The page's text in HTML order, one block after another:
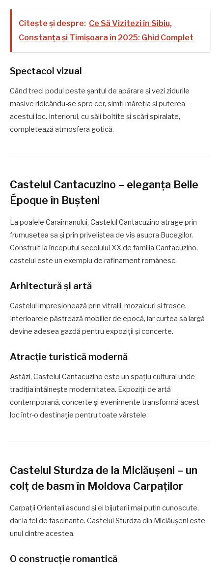
Citește și despre: Ce Să Vizitezi în Sibiu,
Constanța și Timișoara în 2025: Ghid Complet
Spectacol vizual
Când treci podul peste șanțul de apărare și vezi zidurile
masive ridicându-se spre cer, simți măreția și puterea
acestui loc. Interiorul, cu săli boltite și scări spiralate,
completează atmosfera gotică.
Castelul Cantacuzino – eleganța Belle
Époque în Bușteni
La poalele Caraimanului, Castelul Cantacuzino atrage prin
frumusețea sa și prin priveliștea de vis asupra Bucegilor.
Construit la începutul secolului XX de familia Cantacuzino,
castelul este un exemplu de rafinament românesc.
Arhitectură și artă
Castelul impresionează prin vitralii, mozaicuri și fresce.
Interioarele păstrează mobilier de epocă, iar curtea sa largă
devine adesea gazdă pentru expoziții și concerte.
Atracție turistică modernă
Astăzi, Castelul Cantacuzino este un spațiu cultural unde
tradiția întâlnește modernitatea. Expoziții de artă
contemporană, concerte și evenimente transformă acest
loc într-o destinație pentru toate vârstele.
Castelul Sturdza de la Miclăușeni – un
colț de basm în Moldova Carpaților
Carpații Orientali ascund și ei bijuterii mai puțin cunoscute,
dar la fel de fascinante. Castelul Sturdza din Miclăușeni este
unul dintre acestea.
O construcție romantică